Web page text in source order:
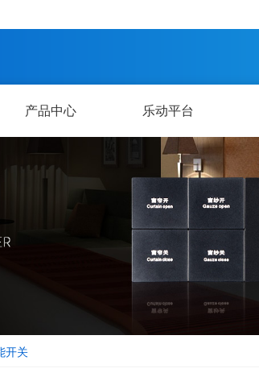
产品中心 乐动平台
开关